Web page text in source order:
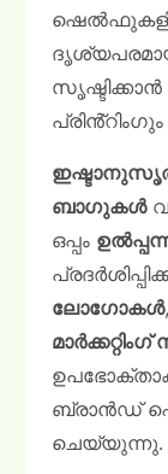
ബാഗുകൾ
ഒപ്പം
ലോഗോകൾ,
ബ്രാൻഡ്
ചെയ്യുന്നു.